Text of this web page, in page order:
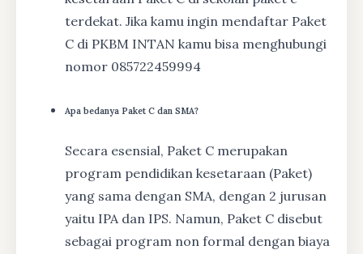
terdekat. Jika kamu ingin mendaftar Paket
C di PKBM INTAN kamu bisa menghubungi
nomor 085722459994
Apa bedanya Paket C dan SMA?
Secara esensial, Paket C merupakan
program pendidikan kesetaraan (Paket)
yang sama dengan SMA, dengan 2 jurusan
yaitu IPA dan IPS. Namun, Paket C disebut
sebagai program non formal dengan biaya